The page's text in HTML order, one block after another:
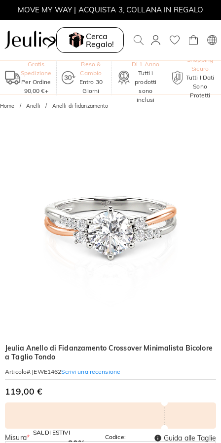
MOVE MY WAY | ACQUISTA 3, COLLANA IN REGALO
Cerca
Regalo!
Gratis
Spedizione
Per Ordine
90,00 €+
Reso &
Cambio
Entro 30
Giorni
Di 1 Anno
Tutti i
prodotti
sono
inclusi
Shopping
Sicuro
Tutti I Dati
Sono
Protetti
Home Anelli Anelli di fidanzamento
Jeulia Anello di Fidanzamento Crossover Minimalista Bicolore
a Taglio Tondo
Articolo#: JEWE1462Scrivi una recensione
119,00 €
SALDI ESTIVI
Codice:
Misura*
Guida alle Taglie